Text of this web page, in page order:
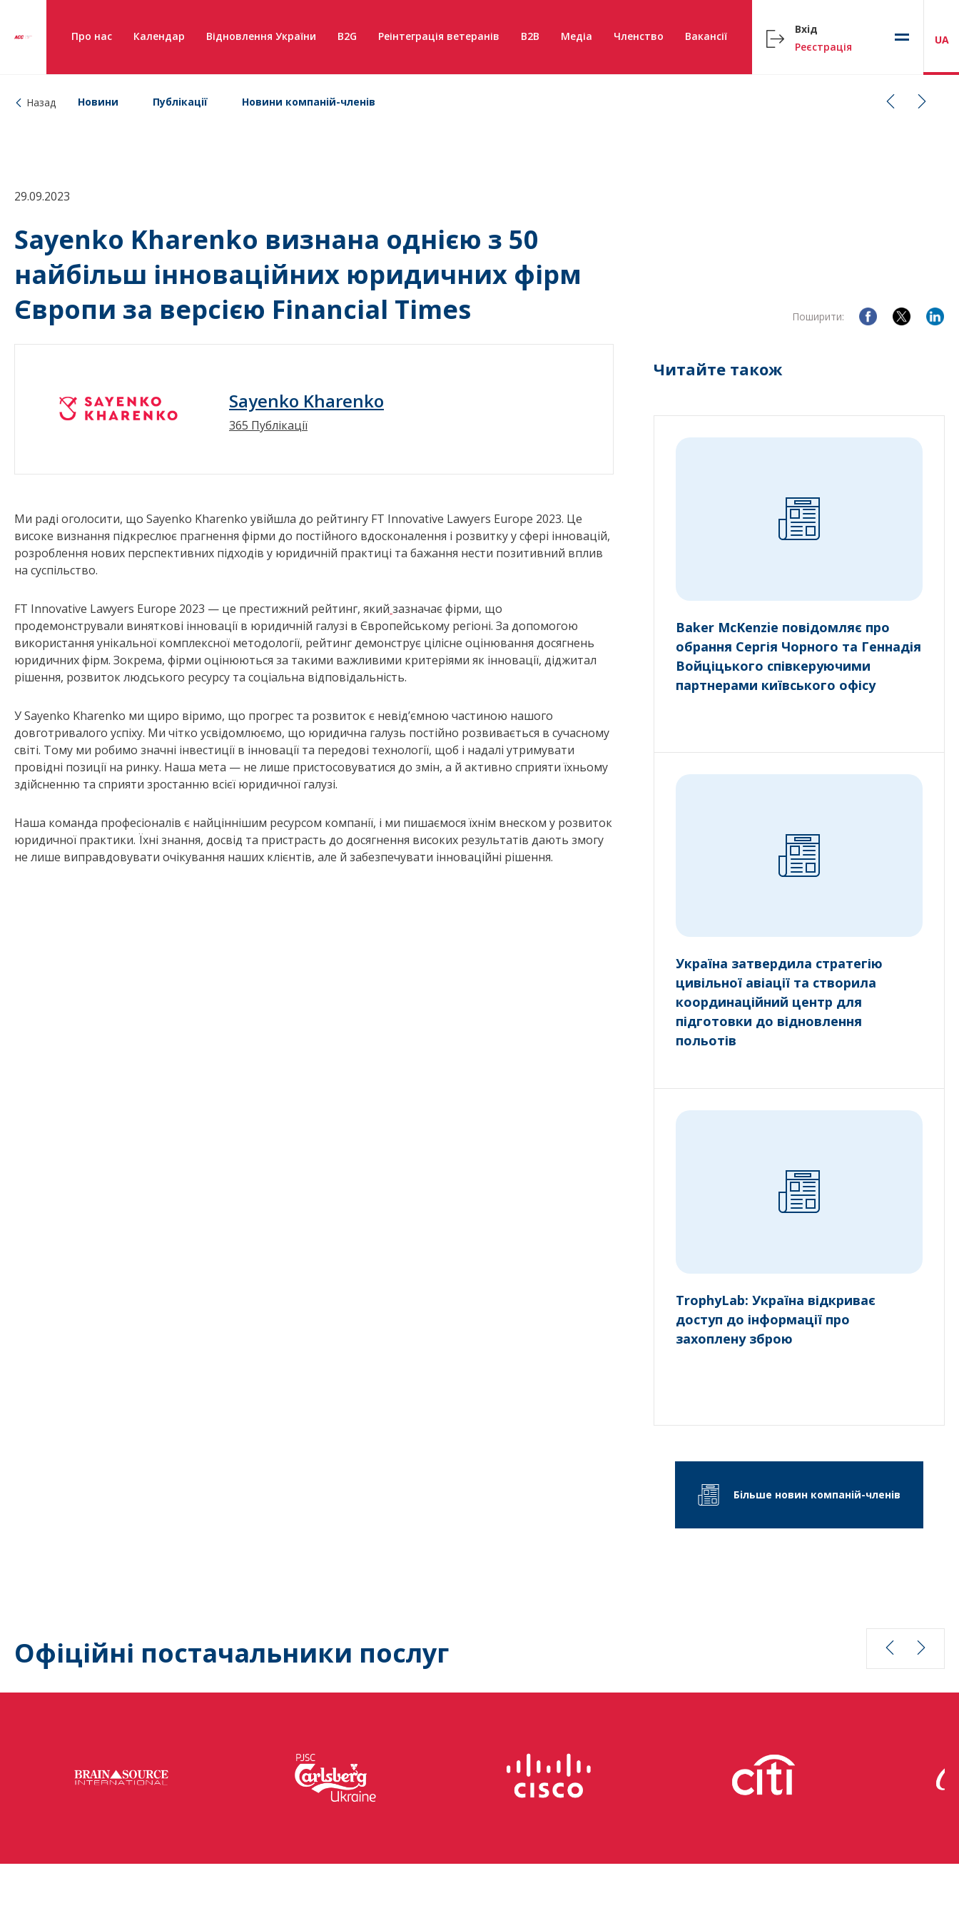
Про нас Календар Відновлення України B2G Реінтеграція ветеранів B2B Медіа Членство Вакансії
Вхід
Реєстрація
UA
Назад Новини Публікації Новини компаній-членів
29.09.2023
Sayenko Kharenko визнана однією з 50
найбільш інноваційних юридичних фірм
Європи за версією Financial Times
Поширити:
Sayenko Kharenko
365 Публікації
Ми раді оголосити, що Sayenko Kharenko увійшла до рейтингу FT Innovative Lawyers Europe 2023. Це
високе визнання підкреслює прагнення фірми до постійного вдосконалення і розвитку у сфері інновацій,
розроблення нових перспективних підходів у юридичній практиці та бажання нести позитивний вплив
на суспільство.
FT Innovative Lawyers Europe 2023 — це престижний рейтинг, який зазначає фірми, що
продемонстрували виняткові інновації в юридичній галузі в Європейському регіоні. За допомогою
використання унікальної комплексної методології, рейтинг демонструє цілісне оцінювання досягнень
юридичних фірм. Зокрема, фірми оцінюються за такими важливими критеріями як інновації, діджитал
рішення, розвиток людського ресурсу та соціальна відповідальність.
У Sayenko Kharenko ми щиро віримо, що прогрес та розвиток є невід’ємною частиною нашого
довготривалого успіху. Ми чітко усвідомлюємо, що юридична галузь постійно розвивається в сучасному
світі. Тому ми робимо значні інвестиції в інновації та передові технології, щоб і надалі утримувати
провідні позиції на ринку. Наша мета — не лише пристосовуватися до змін, а й активно сприяти їхньому
здійсненню та сприяти зростанню всієї юридичної галузі.
Наша команда професіоналів є найціннішим ресурсом компанії, і ми пишаємося їхнім внеском у розвиток
юридичної практики. Їхні знання, досвід та пристрасть до досягнення високих результатів дають змогу
не лише виправдовувати очікування наших клієнтів, але й забезпечувати інноваційні рішення.
Читайте також
Baker McKenzie повідомляє про
обрання Сергія Чорного та Геннадія
Войціцького співкеруючими
партнерами київського офісу
Україна затвердила стратегію
цивільної авіації та створила
координаційний центр для
підготовки до відновлення
польотів
TrophyLab: Україна відкриває
доступ до інформації про
захоплену зброю
Більше новин компаній-членів
Офіційні постачальники послуг